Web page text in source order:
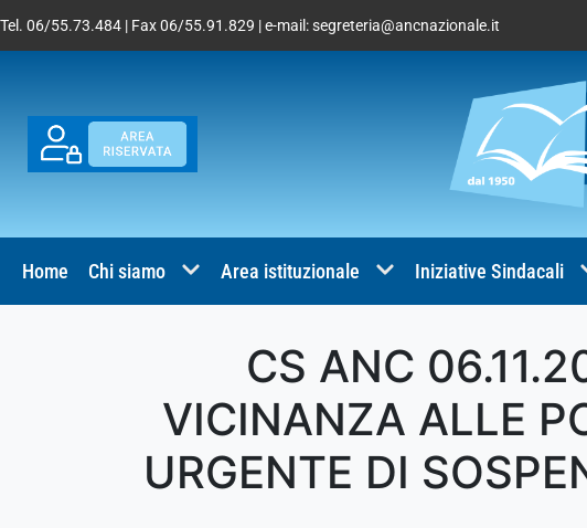
Tel. 06/55.73.484 | Fax 06/55.91.829 | e-mail:segreteria@ancnazionale.it
Home Chi siamo Area istituzionale Iniziative Sindacali
CS ANC
VICINANZA ALLE
URGENTE DI